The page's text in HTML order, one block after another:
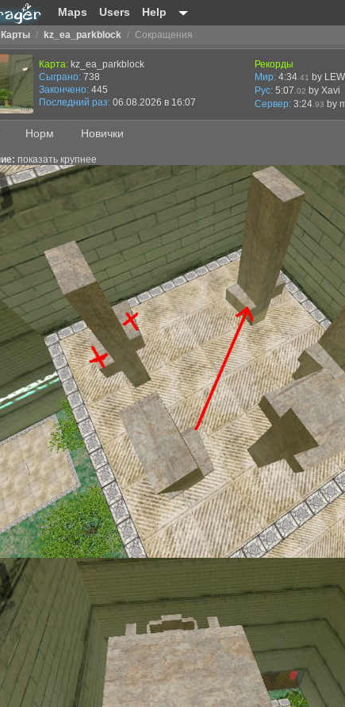
Maps Users Help
Карты / kz_ea_parkblock / Сокращения
Карта: kz_ea_parkblock
Сыграно: 738
Закончено: 445
Последний раз: 06.08.2026 в 16:07
Рекорды
Мир: 4:34 .41
by
Рус: 5:07 .02 by Xavi
Сервер: 3:24 .93 by
Норм Новички
показать крупнее